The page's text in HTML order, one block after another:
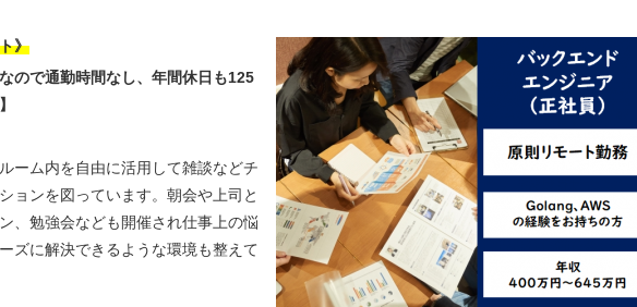
》
ので通勤時間なし、年間休日も125
】
ーム内を自由に活用して雑談などチ
ョンを図っています。朝会や上司と
、勉強会なども開催され仕事上の悩
ズに解決できるような環境も整えて